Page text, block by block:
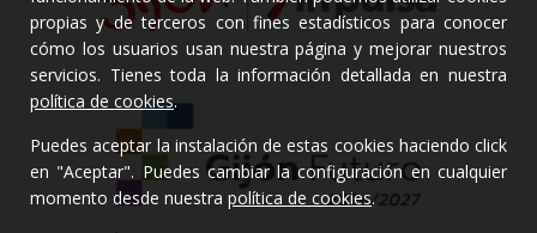
propias y de terceros con fines estadísticos para conocer
cómo los usuarios usan nuestra página y mejorar nuestros
servicios. Tienes toda la información detallada en nuestra
política de cookies.
Puedes aceptar la instalación de estas cookies haciendo click
en "Aceptar". Puedes cambiar la configuración en cualquier
momento desde nuestra política de cookies.